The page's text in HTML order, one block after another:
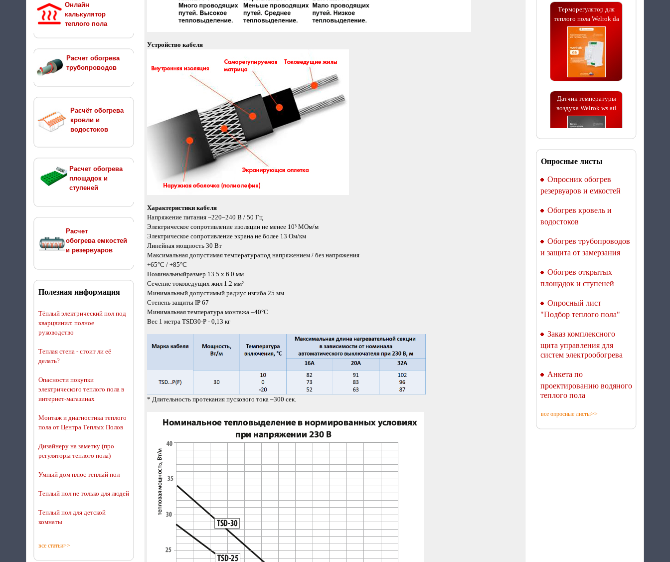
Онлайн
калькулятор
теплого пола
Расчет обогрева
трубопроводов
Расчёт обогрева
кровли и
водостоков
Расчет обогрева
площадок и
ступеней
Расчет
обогрева емкостей
и резервуаров
Полезная информация
Тёплый электрический пол под
кварцвинил: полное
руководство
Теплая стена - стоит ли её
делать?
Опасности покупки
электрического теплого пола в
интернет-магазинах
Монтаж и диагностика теплого
пола от Центра Теплых Полов
Дизайнеру на заметку (про
регуляторы теплого пола)
Умный дом плюс теплый пол
Теплый пол не только для людей
Теплый пол для детской
комнаты
все статьи>>
Устройство кабеля
Характеристики кабеля
Напряжение питания ~220–240 В / 50 Гц
Электрическое сопротивление изоляции не менее 10³ МОм/м
Электрическое сопротивление экрана не более 13 Ом/км
Линейная мощность 30 Вт
Максимальная допустимая температурапод напряжением / без напряжения
+65°C / +85°C
Номинальныйразмер 13.5 х 6.0 мм
Сечение токоведущих жил 1.2 мм²
Минимальный допустимый радиус изгиба 25 мм
Степень защиты IP 67
Минимальная температура монтажа –40°C
Вес 1 метра TSD30-P - 0,13 кг
* Длительность протекания пускового тока –300 сек.
теплого пола Welrok da
воздуха Welrok ws atl
теплого пола Welrok Mex
atl
теплого пола Welrok Mex
bk atl
Терморегулятор для
теплого пола Welrok Vz
воздуха
Опросные листы
Опросник обогрев
резервуаров и емкостей
Обогрев кровель и
водостоков
Обогрев трубопроводов
и защита от замерзания
Обогрев открытых
площадок и ступеней
Опросный лист
"Подбор теплого пола"
Заказ комплексного
щита управления для
систем электрообогрева
Анкета по
проектированию водяного
теплого пола
все опросные листы>>